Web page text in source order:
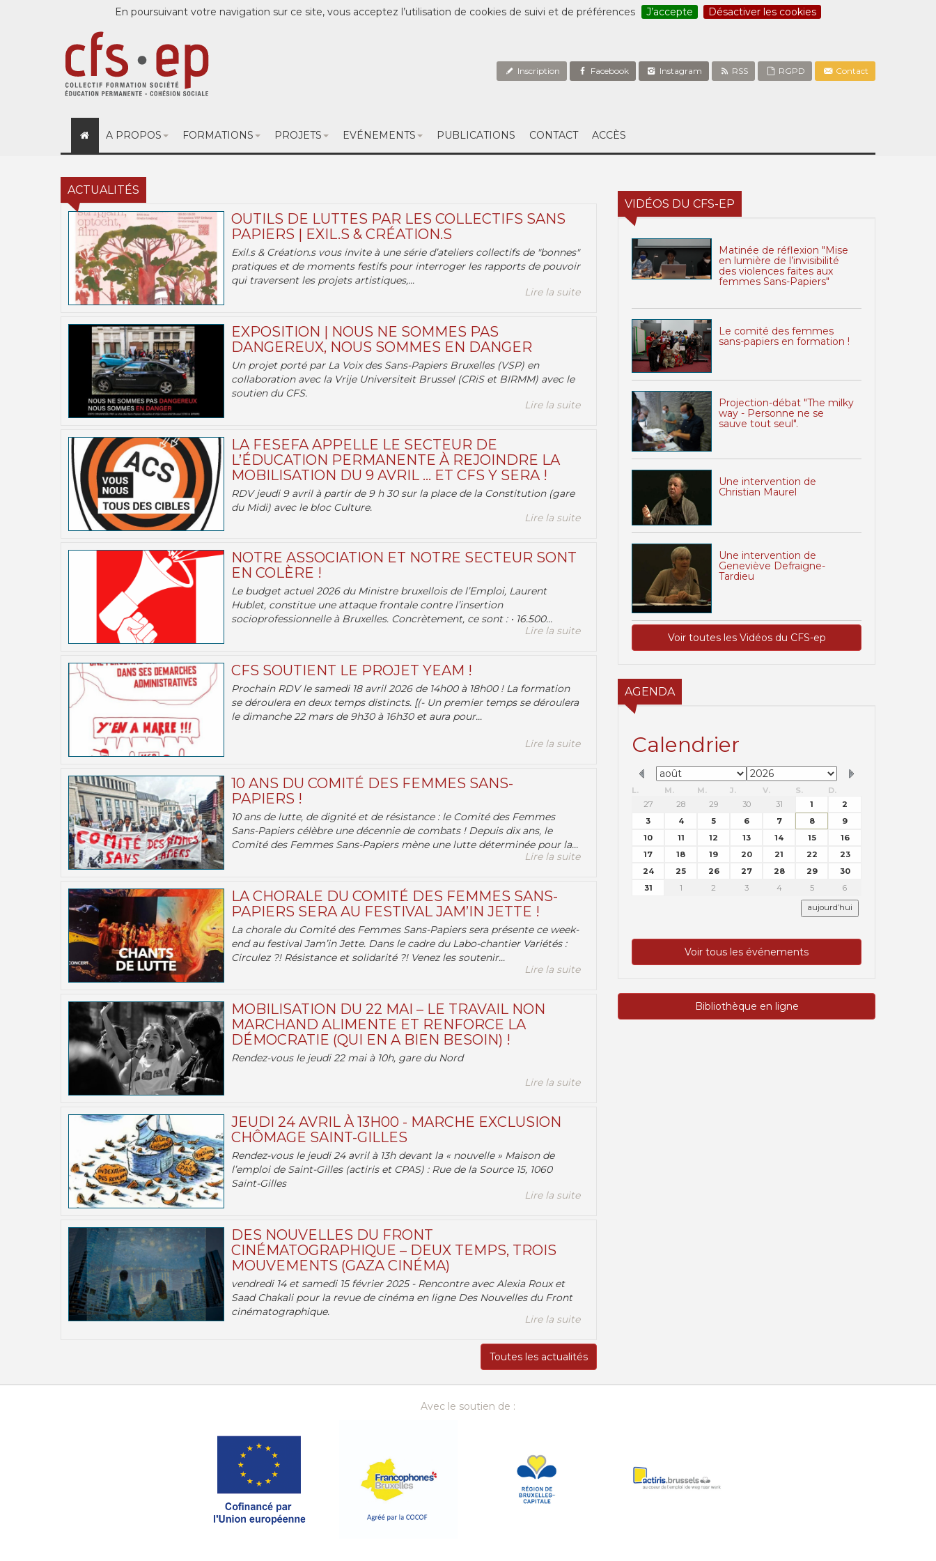
En poursuivant votre navigation sur ce site, vous acceptez l’utilisation de cookies de suivi et de préférences J’accepte Désactiver les cookies
Inscription Facebook Instagram RSS RGPD Contact
A PROPOS FORMATIONS PROJETS EVÉNEMENTS PUBLICATIONS CONTACT ACCÈS
ACTUALITÉS
OUTILS DE LUTTES PAR LES COLLECTIFS SANS
PAPIERS | EXIL.S & CRÉATION.S
Exil.s & Création.s vous invite à une série d’ateliers collectifs de "bonnes"
pratiques et de moments festifs pour interroger les rapports de pouvoir
qui traversent les projets artistiques,...
Lire la suite
EXPOSITION | NOUS NE SOMMES PAS
DANGEREUX, NOUS SOMMES EN DANGER
Un projet porté par La Voix des Sans-Papiers Bruxelles (VSP) en
collaboration avec la Vrije Universiteit Brussel (CRiS et BIRMM) avec le
soutien du CFS.
Lire la suite
LA FESEFA APPELLE LE SECTEUR DE
L’ÉDUCATION PERMANENTE À REJOINDRE LA
MOBILISATION DU 9 AVRIL … ET CFS Y SERA !
RDV jeudi 9 avril à partir de 9 h 30 sur la place de la Constitution (gare
du Midi) avec le bloc Culture.
Lire la suite
NOTRE ASSOCIATION ET NOTRE SECTEUR SONT
EN COLÈRE !
Le budget actuel 2026 du Ministre bruxellois de l’Emploi, Laurent
Hublet, constitue une attaque frontale contre l’insertion
socioprofessionnelle à Bruxelles. Concrètement, ce sont : • 16.500...
Lire la suite
CFS SOUTIENT LE PROJET YEAM !
Prochain RDV le samedi 18 avril 2026 de 14h00 à 18h00 ! La formation
se déroulera en deux temps distincts. [(- Un premier temps se déroulera
le dimanche 22 mars de 9h30 à 16h30 et aura pour...
Lire la suite
10 ANS DU COMITÉ DES FEMMES SANS-
PAPIERS !
10 ans de lutte, de dignité et de résistance : le Comité des Femmes
Sans-Papiers célèbre une décennie de combats ! Depuis dix ans, le
Comité des Femmes Sans-Papiers mène une lutte déterminée pour la...
Lire la suite
LA CHORALE DU COMITÉ DES FEMMES SANS-
PAPIERS SERA AU FESTIVAL JAM’IN JETTE !
La chorale du Comité des Femmes Sans-Papiers sera présente ce week-
end au festival Jam’in Jette. Dans le cadre du Labo-chantier Variétés :
Circulez ?! Résistance et solidarité ?! Venez les soutenir...
Lire la suite
MOBILISATION DU 22 MAI – LE TRAVAIL NON
MARCHAND ALIMENTE ET RENFORCE LA
DÉMOCRATIE (QUI EN A BIEN BESOIN) !
Rendez-vous le jeudi 22 mai à 10h, gare du Nord
Lire la suite
JEUDI 24 AVRIL À 13H00 - MARCHE EXCLUSION
CHÔMAGE SAINT-GILLES
Rendez-vous le jeudi 24 avril à 13h devant la « nouvelle » Maison de
l’emploi de Saint-Gilles (actiris et CPAS) : Rue de la Source 15, 1060
Saint-Gilles
Lire la suite
DES NOUVELLES DU FRONT
CINÉMATOGRAPHIQUE – DEUX TEMPS, TROIS
MOUVEMENTS (GAZA CINÉMA)
vendredi 14 et samedi 15 février 2025 - Rencontre avec Alexia Roux et
Saad Chakali pour la revue de cinéma en ligne Des Nouvelles du Front
cinématographique.
Lire la suite
Toutes les actualités
VIDÉOS DU CFS-EP
Matinée de réflexion "Mise
en lumière de l’invisibilité
des violences faites aux
femmes Sans-Papiers"
Le comité des femmes
sans-papiers en formation !
Projection-débat "The milky
way - Personne ne se
sauve tout seul".
Une intervention de
Christian Maurel
Une intervention de
Geneviève Defraigne-
Tardieu
Voir toutes les Vidéos du CFS-ep
AGENDA
Calendrier
L. M. M. J. V. S.
D.
27
28 29 30 31 1
2
3
4 5 6 7 8
9
10
11 12 13 14 15
16
17
18 19 20 21 22
23
24
25 26 27 28 29
30
31
1 2 3 4 5 6
aujourd’hui
Voir tous les événements
Bibliothèque en ligne
Avec le soutien de :